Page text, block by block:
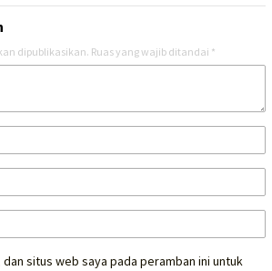
dipublikasikan. Ruas yang wajib ditandai *
dan situs web saya pada peramban ini untuk